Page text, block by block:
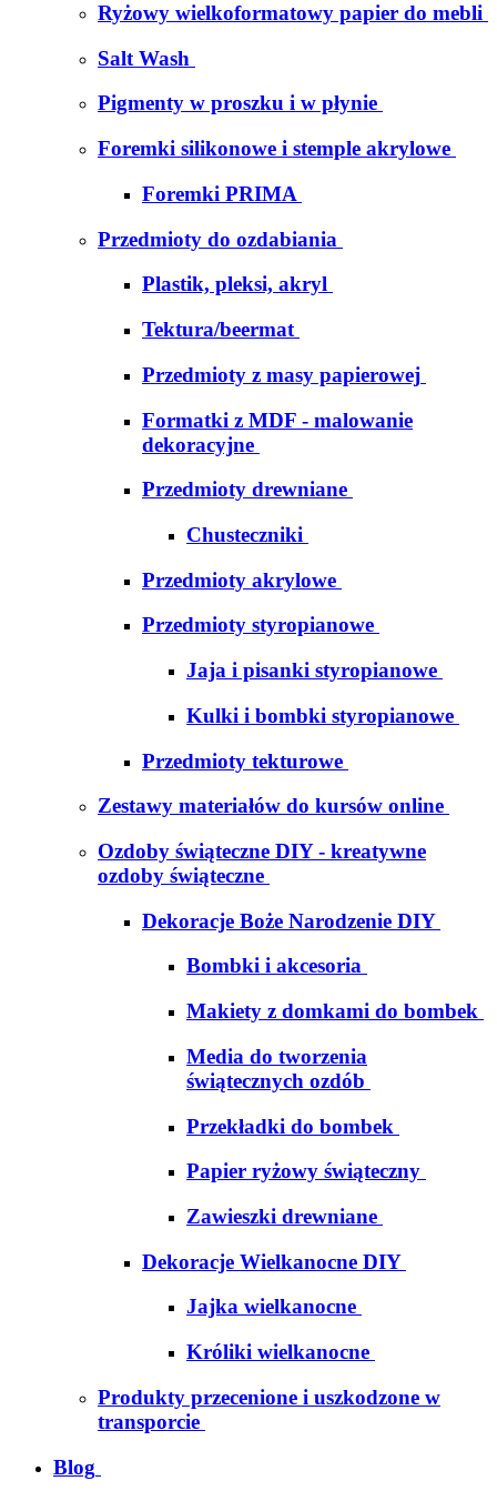
Ryżowy wielkoformatowy papier do mebli
Salt Wash
Pigmenty w proszku i w płynie
Foremki silikonowe i stemple akrylowe
Foremki PRIMA
Przedmioty do ozdabiania
Plastik, pleksi, akryl
Tektura/beermat
Przedmioty z masy papierowej
Formatki z MDF - malowanie
dekoracyjne
Przedmioty drewniane
Chusteczniki
Przedmioty akrylowe
Przedmioty styropianowe
Jaja i pisanki styropianowe
Kulki i bombki styropianowe
Przedmioty tekturowe
Zestawy materiałów do kursów online
Ozdoby świąteczne DIY - kreatywne
ozdoby świąteczne
Dekoracje Boże Narodzenie DIY
Bombki i akcesoria
Makiety z domkami do bombek
Media do tworzenia
świątecznych ozdób
Przekładki do bombek
Papier ryżowy świąteczny
Zawieszki drewniane
Dekoracje Wielkanocne DIY
Jajka wielkanocne
Króliki wielkanocne
Produkty przecenione i uszkodzone w
transporcie
Blog